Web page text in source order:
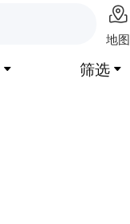

地图
 筛选